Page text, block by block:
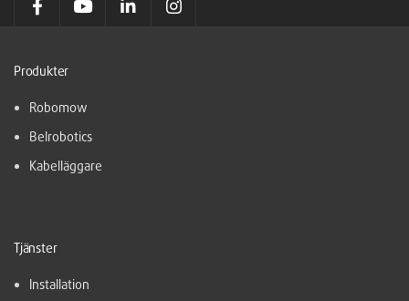
Produkter
Robomow
Belrobotics
Kabelläggare
Tjänster
Installation